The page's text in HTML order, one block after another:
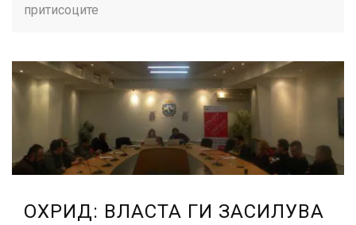
притисоците
ОХРИД: ВЛАСТА ГИ ЗАСИЛУВА